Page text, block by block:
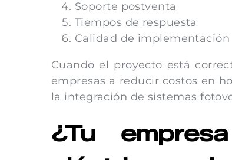
Soporte postventa
Tiempos de respuesta
Calidad de implementación
Cuando el proyecto está
empresas a reducir costos en
la integración de sistemas
¿Tu